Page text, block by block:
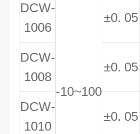
DCW-
1006
-10~100
±0. 05
DCW-
1008
±0. 05
DCW-
1010
±0. 05